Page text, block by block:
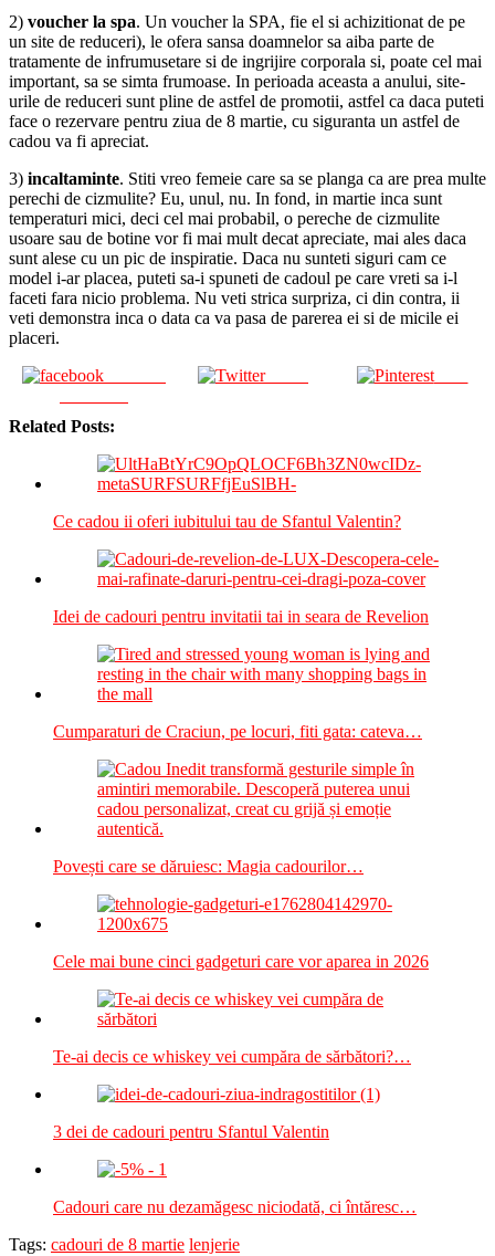
2) voucher la spa. Un voucher la SPA, fie el si achizitionat de pe
un site de reduceri), le ofera sansa doamnelor sa aiba parte de
tratamente de infrumusetare si de ingrijire corporala si, poate cel mai
important, sa se simta frumoase. In perioada aceasta a anului, site-
urile de reduceri sunt pline de astfel de promotii, astfel ca daca puteti
face o rezervare pentru ziua de 8 martie, cu siguranta un astfel de
cadou va fi apreciat.
3) incaltaminte. Stiti vreo femeie care sa se planga ca are prea multe
perechi de cizmulite? Eu, unul, nu. In fond, in martie inca sunt
temperaturi mici, deci cel mai probabil, o pereche de cizmulite
usoare sau de botine vor fi mai mult decat apreciate, mai ales daca
sunt alese cu un pic de inspiratie. Daca nu sunteti siguri cam ce
model i-ar placea, puteti sa-i spuneti de cadoul pe care vreti sa i-l
faceti fara nicio problema. Nu veti strica surpriza, ci din contra, ii
veti demonstra inca o data ca va pasa de parerea ei si de micile ei
placeri.
Tweet Save
Related Posts:
Ce cadou ii oferi iubitului tau de Sfantul Valentin?
Idei de cadouri pentru invitatii tai in seara de Revelion
Cumparaturi de Craciun, pe locuri, fiti gata: cateva…
Povești care se dăruiesc: Magia cadourilor…
Cele mai bune cinci gadgeturi care vor aparea in 2026
Te-ai decis ce whiskey vei cumpăra de sărbători?…
3 dei de cadouri pentru Sfantul Valentin
Cadouri care nu dezamăgesc niciodată, ci întăresc…
Tags: cadouri de 8 martie lenjerie